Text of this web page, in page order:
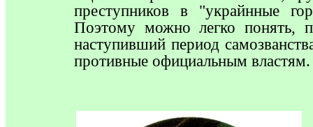
преступников в "украйнные
Поэтому можно легко понять,
наступивший период
противные официальным властям.